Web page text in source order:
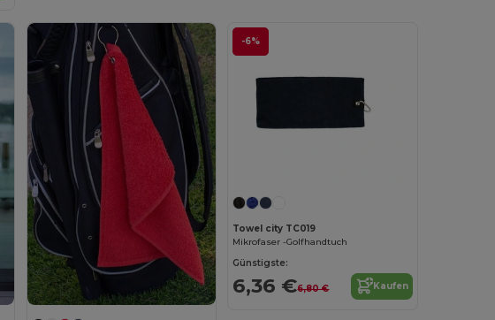
-6%
Towel city TC019
Mikrofaser -Golfhandtuch
Günstigste:
6,36 €6,80 € Kaufen